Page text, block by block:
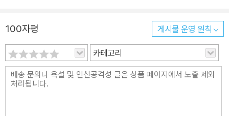
다. 천장마을에 사는 파리들은 만나자마자 주인 신에 대한 감사와 예
찬을 늘어놓기 시작한다. 신의 타고난 게으름이 파리들에겐 더할 나
위 없는 감사 제목인 것이다. 신 덕분에 안전하고 배부르게 지낼 수 있
으니까. 천장마을은 바로 파리들이 꿈꾸던 파라다이스다. 유일하게
살짝 거슬리는 존재가 있다면 그건 창가에 살고 있는 늙은 거미다. 하
100자평 게시물 운영 원칙
카테고리